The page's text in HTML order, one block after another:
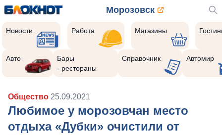
Морозовск
Новости Работа Магазины
Авто
Бары
- рестораны
Справочник Автомир
Общество 25.09.2021
Любимое у морозовчан место
отдыха «Дубки» очистили от